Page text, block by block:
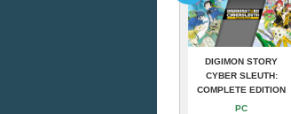
DIGIMON STORY
CYBER SLEUTH:
COMPLETE EDITION
PC